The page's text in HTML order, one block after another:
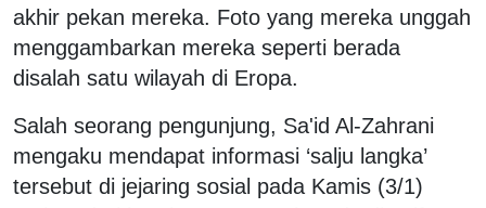
akhir pekan mereka. Foto yang mereka unggah
menggambarkan mereka seperti berada
disalah satu wilayah di Eropa.
Salah seorang pengunjung, Sa'id Al-Zahrani
mengaku mendapat informasi ‘salju langka’
tersebut di jejaring sosial pada Kamis (3/1)